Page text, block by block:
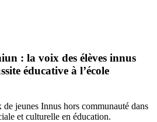
: la voix des élèves innus
éducative à l’école
jeunes Innus hors communauté dans
et culturelle en éducation.